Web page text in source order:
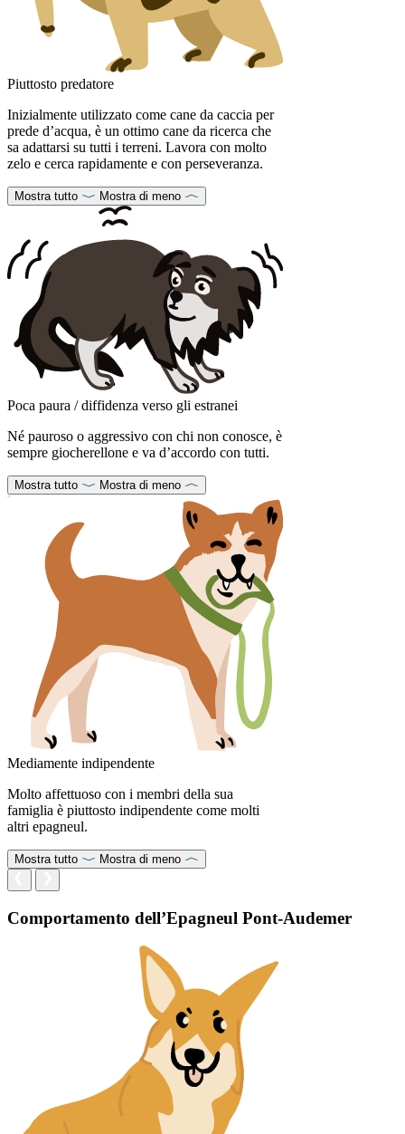
Piuttosto predatore
Inizialmente utilizzato come cane da caccia per
prede d’acqua, è un ottimo cane da ricerca che
sa adattarsi su tutti i terreni. Lavora con molto
zelo e cerca rapidamente e con perseveranza.
Mostra tutto Mostra di meno
Poca paura / diffidenza verso gli estranei
Né pauroso o aggressivo con chi non conosce, è
sempre giocherellone e va d’accordo con tutti.
Mostra tutto Mostra di meno
Mediamente indipendente
Molto affettuoso con i membri della sua
famiglia è piuttosto indipendente come molti
altri epagneul.
Mostra tutto Mostra di meno
Comportamento dell’Epagneul Pont-Audemer